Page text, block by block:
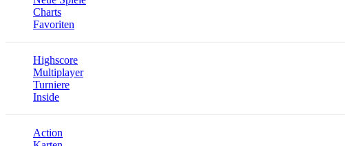
Charts
Favoriten
Highscore
Multiplayer
Turniere
Inside
Action